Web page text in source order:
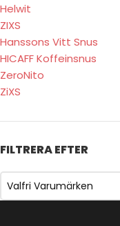
Helwit
ZIXS
Hanssons Vitt Snus
HICAFF Koffeinsnus
ZeroNito
ZiXS
FILTRERA EFTER
Valfri Varumärken